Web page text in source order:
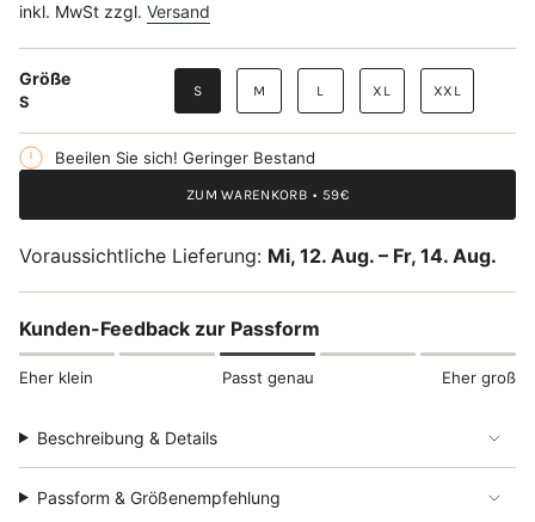
inkl. MwSt zzgl. Versand
Größe
S
S M L XL XXL
Beeilen Sie sich! Geringer Bestand
ZUM WARENKORB 59€
Voraussichtliche Lieferung: Mi, 12. Aug. – Fr, 14. Aug.
Kunden-Feedback zur Passform
Eher klein Passt genau Eher groß
Beschreibung & Details
Passform & Größenempfehlung